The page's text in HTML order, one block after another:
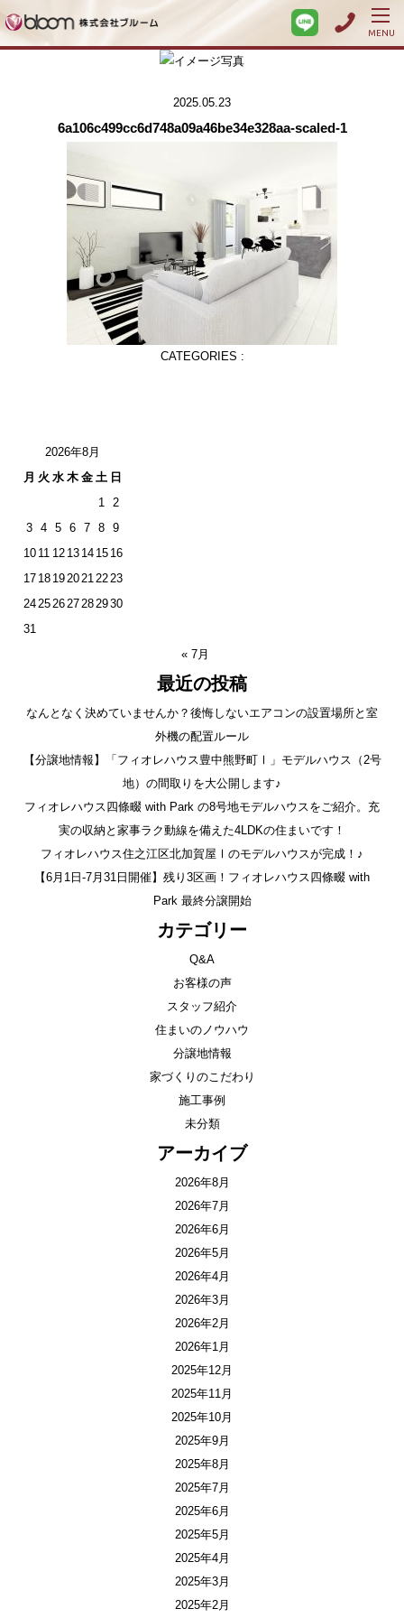
MENU
2025.05.23
6a106c499cc6d748a09a46be34e328aa-scaled-1
CATEGORIES :
2026年8月
月 火 水 木 金 土 日
1
2
3
4 5 6 7 8
9
10 11 12 13 14 15 16
17 18 1920212223
24252627282930
31
« 7月
最近の投稿
なんとなく決めていませんか？後悔しないエアコンの設置場所と室
外機の配置ルール
【分譲地情報】「フィオレハウス豊中熊野町Ⅰ」モデルハウス（2号
地）の間取りを大公開します♪
フィオレハウス四條畷 with Park の8号地モデルハウスをご紹介。充
実の収納と家事ラク動線を備えた4LDKの住まいです！
フィオレハウス住之江区北加賀屋Ⅰのモデルハウスが完成！♪
【6月1日-7月31日開催】残り3区画！フィオレハウス四條畷 with
Park 最終分譲開始
カテゴリー
Q&A
お客様の声
スタッフ紹介
住まいのノウハウ
分譲地情報
家づくりのこだわり
施工事例
未分類
アーカイブ
2026年8月
2026年7月
2026年6月
2026年5月
2026年4月
2026年3月
2026年2月
2026年1月
2025年12月
2025年11月
2025年10月
2025年9月
2025年8月
2025年7月
2025年6月
2025年5月
2025年4月
2025年3月
2025年2月